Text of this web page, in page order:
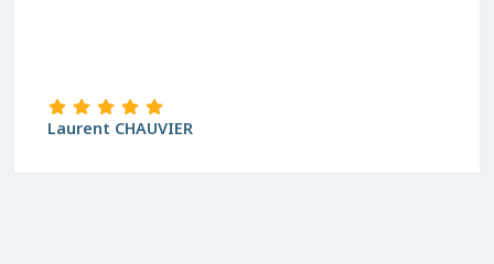
Laurent CHAUVIER